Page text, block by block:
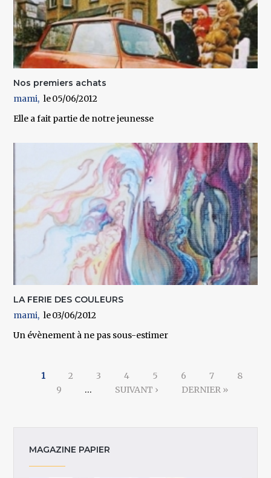
Nos premiers achats
mami
05/06/2012
Elle a fait partie de notre jeunesse
LA FERIE DES COULEURS
mami
03/06/2012
Un évènement à ne pas sous-estimer
1 2 3 4 5 6 7
8
9
… SUIVANT › DERNIER »
MAGAZINE PAPIER